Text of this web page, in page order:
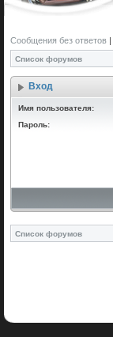
Сообщения без ответов |
Список форумов
Вход
Имя пользователя:
Пароль:
Список форумов